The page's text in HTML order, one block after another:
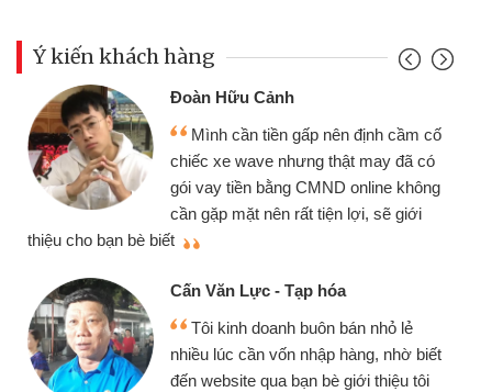
Ý kiến khách hàng
Đoàn Hữu Cảnh
Mình cần tiền gấp nên định cầm cố
chiếc xe wave nhưng thật may đã có
gói vay tiền bằng CMND online không
cần gặp mặt nên rất tiện lợi, sẽ giới
thiệu cho bạn bè biết
Cấn Văn Lực - Tạp hóa
Tôi kinh doanh buôn bán nhỏ lẻ
nhiều lúc cần vốn nhập hàng, nhờ biết
đến website qua bạn bè giới thiệu tôi